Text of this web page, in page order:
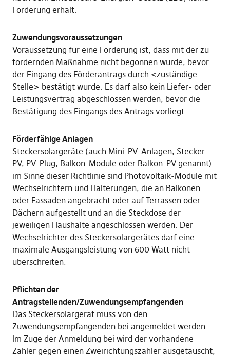
Förderung erhält.
Zuwendungsvoraussetzungen
Voraussetzung für eine Förderung ist, dass mit der zu
fördernden Maßnahme nicht begonnen wurde, bevor
der Eingang des Förderantrags durch <zuständige
Stelle> bestätigt wurde. Es darf also kein Liefer- oder
Leistungsvertrag abgeschlossen werden, bevor die
Bestätigung des Eingangs des Antrags vorliegt.
Förderfähige Anlagen
Steckersolargeräte (auch Mini-PV-Anlagen, Stecker-
PV, PV-Plug, Balkon-Module oder Balkon-PV genannt)
im Sinne dieser Richtlinie sind Photovoltaik-Module mit
Wechselrichtern und Halterungen, die an Balkonen
oder Fassaden angebracht oder auf Terrassen oder
Dächern aufgestellt und an die Steckdose der
jeweiligen Haushalte angeschlossen werden. Der
Wechselrichter des Steckersolargerätes darf eine
maximale Ausgangsleistung von 600 Watt nicht
überschreiten.
Pflichten der
Antragstellenden/Zuwendungsempfangenden
Das Steckersolargerät muss von den
Zuwendungsempfangenden bei angemeldet werden.
Im Zuge der Anmeldung bei wird der vorhandene
Zähler gegen einen Zweirichtungszähler ausgetauscht,